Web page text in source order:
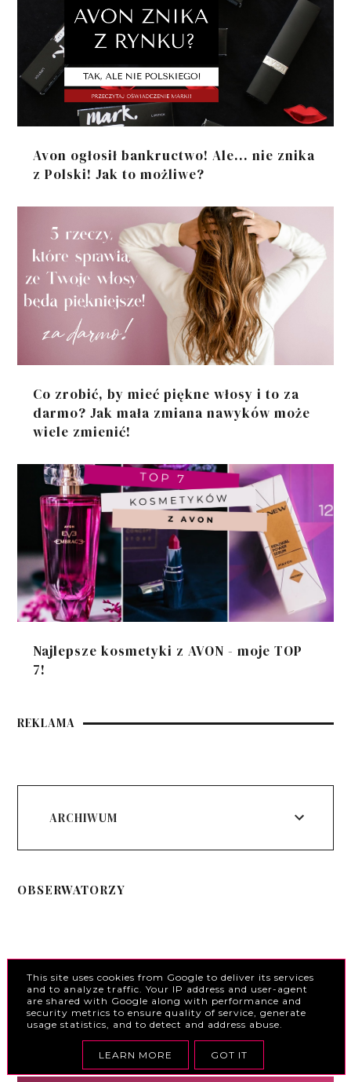
Avon ogłosił bankructwo! Ale... nie znika
z Polski! Jak to możliwe?
Co zrobić, by mieć piękne włosy i to za
darmo? Jak mała zmiana nawyków może
wiele zmienić!
Najlepsze kosmetyki z AVON - moje TOP
7!
REKLAMA
ARCHIWUM
OBSERWATORZY
This site uses cookies from Google to deliver its services
and to analyze traffic. Your IP address and user-agent
are shared with Google along with performance and
security metrics to ensure quality of service, generate
usage statistics, and to detect and address abuse.
LEARN MORE GOT IT